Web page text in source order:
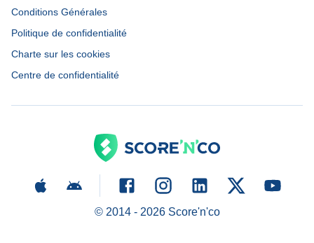
Conditions Générales
Politique de confidentialité
Charte sur les cookies
Centre de confidentialité
© 2014 - 2026Score'n'co